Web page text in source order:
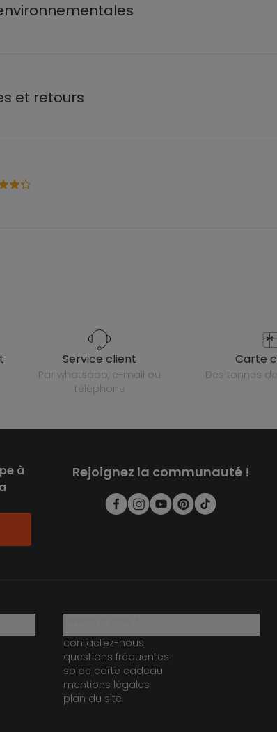
et retours
service client
par whatsapp, e-mail ou
téléphone
carte
des tonnes
à
Rejoignez la communauté !
contactez-nous
questions fréquentes
solde carte cadeau
mentions légales
plan du site